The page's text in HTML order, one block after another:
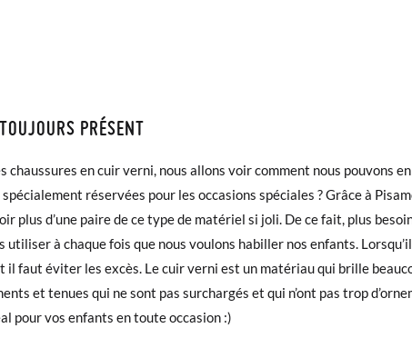
PRÉSENT
en cuir verni, nous allons voir comment nous pouvons
réservées pour les occasions spéciales ? Grâce à
plus d’une paire de ce type de matériel si joli. De ce fait, plus
à chaque fois que nous voulons habiller nos enfants.
faut éviter les excès. Le cuir verni est un matériau qui brille
et tenues qui ne sont pas surchargés et qui n’ont pas trop
pour vos enfants en toute occasion :)